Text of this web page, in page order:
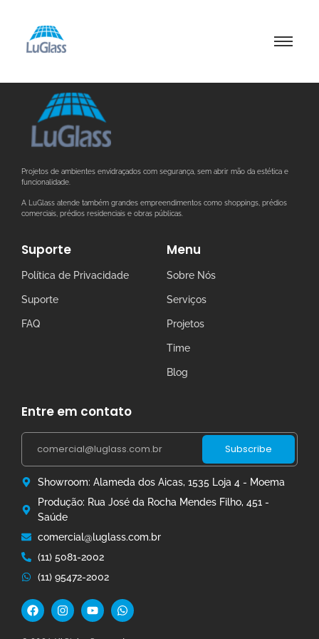
Projetos de ambientes envidraçados com segurança, sem abrir mão da estética e
funcionalidade.
A LuGlass atende também grandes empreendimentos como shoppings, prédios
comerciais, prédios residenciais e obras públicas.
Suporte
Política de Privacidade
Suporte
FAQ
Menu
Sobre Nós
Serviços
Projetos
Time
Blog
Entre em contato
Subscribe
Showroom: Alameda dos Aicas, 1535 Loja 4 - Moema
Produção: Rua José da Rocha Mendes Filho, 451 -
Saúde
comercial@luglass.com.br
(11) 5081-2002
(11) 95472-2002